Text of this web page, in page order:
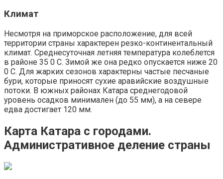
Климат
Несмотря на приморское расположение, для всей
территории страны характерен резко-континентальный
климат. Среднесуточная летняя температура колеблется
в районе 35 0 C. Зимой же она редко опускается ниже 20
0 C. Для жарких сезонов характерны частые песчаные
бури, которые приносят сухие аравийские воздушные
потоки. В южных районах Катара среднегодовой
уровень осадков минимален (до 55 мм), а на севере
едва достигает 120 мм.
Карта Катара с городами.
Административное деление страны